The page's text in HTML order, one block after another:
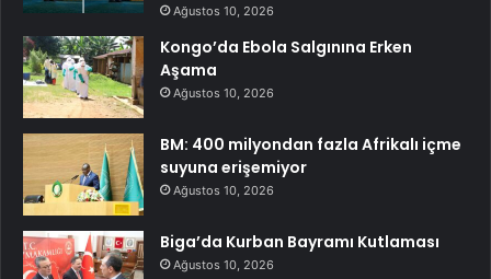
Ağustos 10, 2026
Kongo’da Ebola Salgınına Erken
Aşama
Ağustos 10, 2026
BM: 400 milyondan fazla Afrikalı içme
suyuna erişemiyor
Ağustos 10, 2026
Biga’da Kurban Bayramı Kutlaması
Ağustos 10, 2026